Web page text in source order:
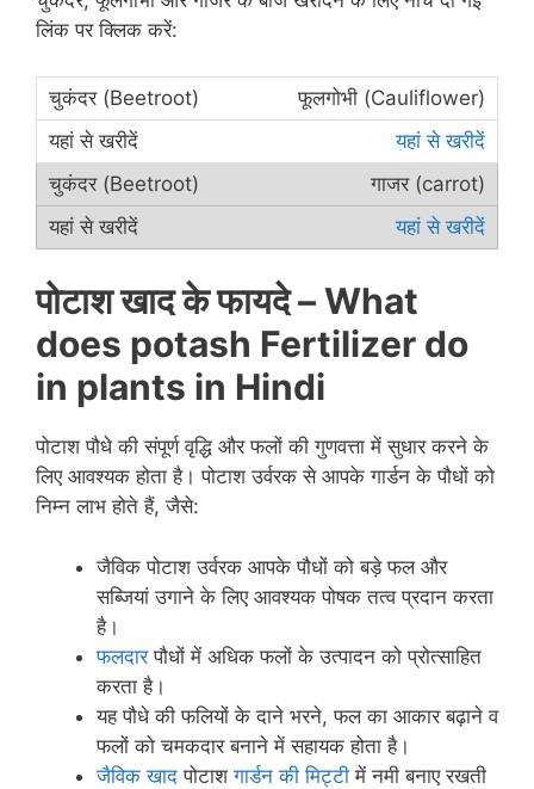
लिंक पर क्लिक करें:
फूलगोभी (Cauliflower)
यहां से खरीदें
गाजर (carrot)
यहां से खरीदें
पोटाश खाद के फायदे –What
does potash Fertilizer do
in plants in Hindi
पोटाश पौधे की संपूर्ण वृद्धि और फलों की गुणवत्ता में सुधार करने के
लिए आवश्यक होता है। पोटाश उर्वरक से आपके गार्डन के पौधों को
निम्न लाभ होते हैं, जैसे:
जैविक पोटाश उर्वरक आपके पौधों को बड़े फल और
सब्जियां उगाने के लिए आवश्यक पोषक तत्व प्रदान करता
है।
फलदारपौधों में अधिक फलों के उत्पादन को प्रोत्साहित
करता है।
यह पौधे की फलियों के दाने भरने, फल का आकार बढ़ाने व
फलों को चमकदार बनाने में सहायक होता है।
जैविक खाद पोटाशगार्डन की मिट्टी में नमी बनाए रखती